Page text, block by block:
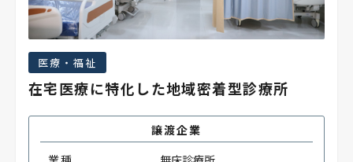
医療・福祉
在宅医療に特化した地域密着型診療所
譲渡企業